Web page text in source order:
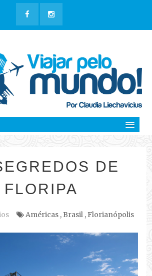
DE
FLORIPA
Américas, Brasil, Florianópolis